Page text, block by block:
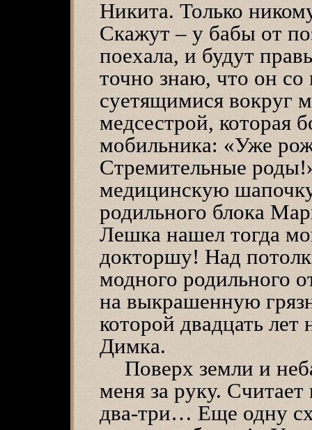
Никита. Только
Скажут – у бабы от
поехала, и будут
точно знаю, что он
суетящимися вокруг
медсестрой, которая
мобильника: «Уже
Стремительные
медицинскую
родильного блока
Лешка нашел тогда
докторшу! Над
модного родильного
на выкрашенную
которой двадцать лет
Димка.
Поверх земли и
меня за руку.
два-три… Еще одну